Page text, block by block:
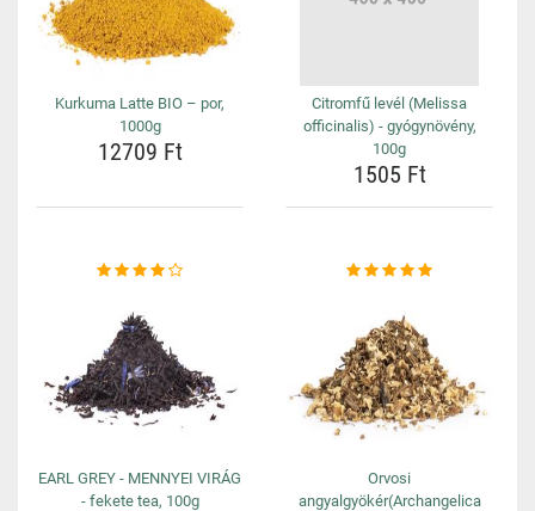
Kurkuma Latte BIO – por,
1000g
12709 Ft
Citromfű levél (Melissa
officinalis) - gyógynövény,
100g
1505 Ft
EARL GREY - MENNYEI VIRÁG
- fekete tea, 100g
Orvosi
angyalgyökér(Archangelica